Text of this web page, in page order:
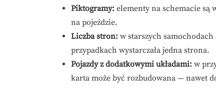
Piktogramy: elementy na schemacie są
na pojeździe.
Liczba stron: w starszych
przypadkach wystarczała jedna strona.
Pojazdy z dodatkowymi układami: w
karta może być rozbudowana — nawet